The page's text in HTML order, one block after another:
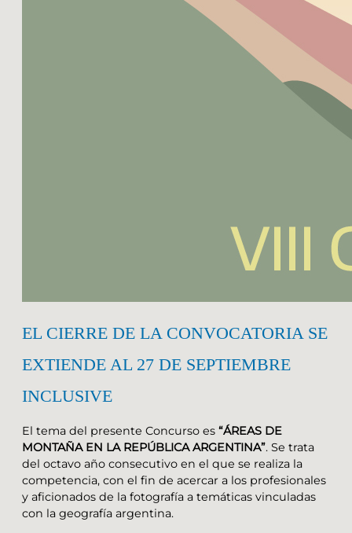
EL CIERRE DE LA CONVOCATORIA SE
EXTIENDE AL 27 DE SEPTIEMBRE
INCLUSIVE
El tema del presente Concurso es “ÁREAS DE
MONTAÑA EN LA REPÚBLICA ARGENTINA”. Se trata
del octavo año consecutivo en el que se realiza la
competencia, con el fin de acercar a los profesionales
y aficionados de la fotografía a temáticas vinculadas
con la geografía argentina.